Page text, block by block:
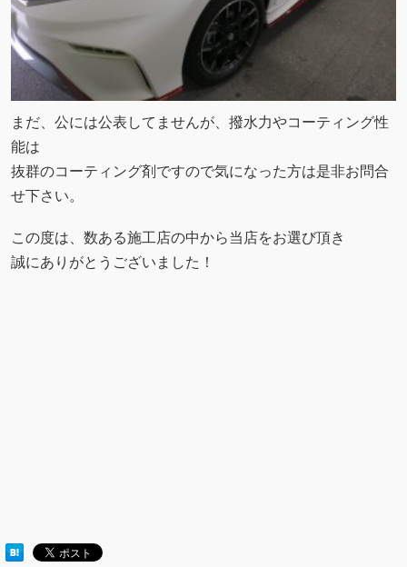
まだ、公には公表してませんが、撥水力やコーティング性
能は
抜群のコーティング剤ですので気になった方は是非お問合
せ下さい。
この度は、数ある施工店の中から当店をお選び頂き
誠にありがとうございました！